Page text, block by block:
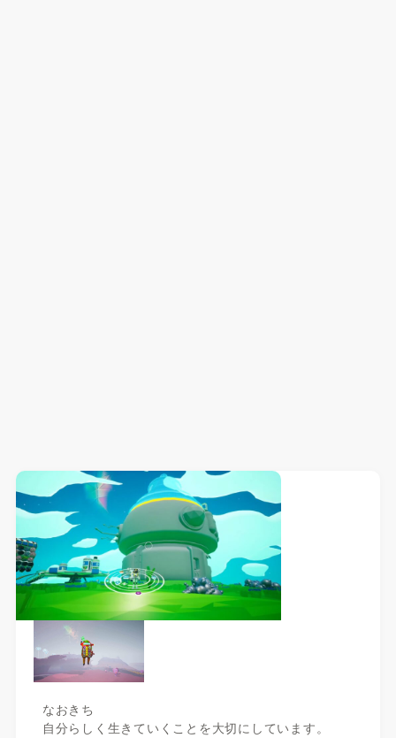
なおきち
自分らしく生きていくことを大切にしています。